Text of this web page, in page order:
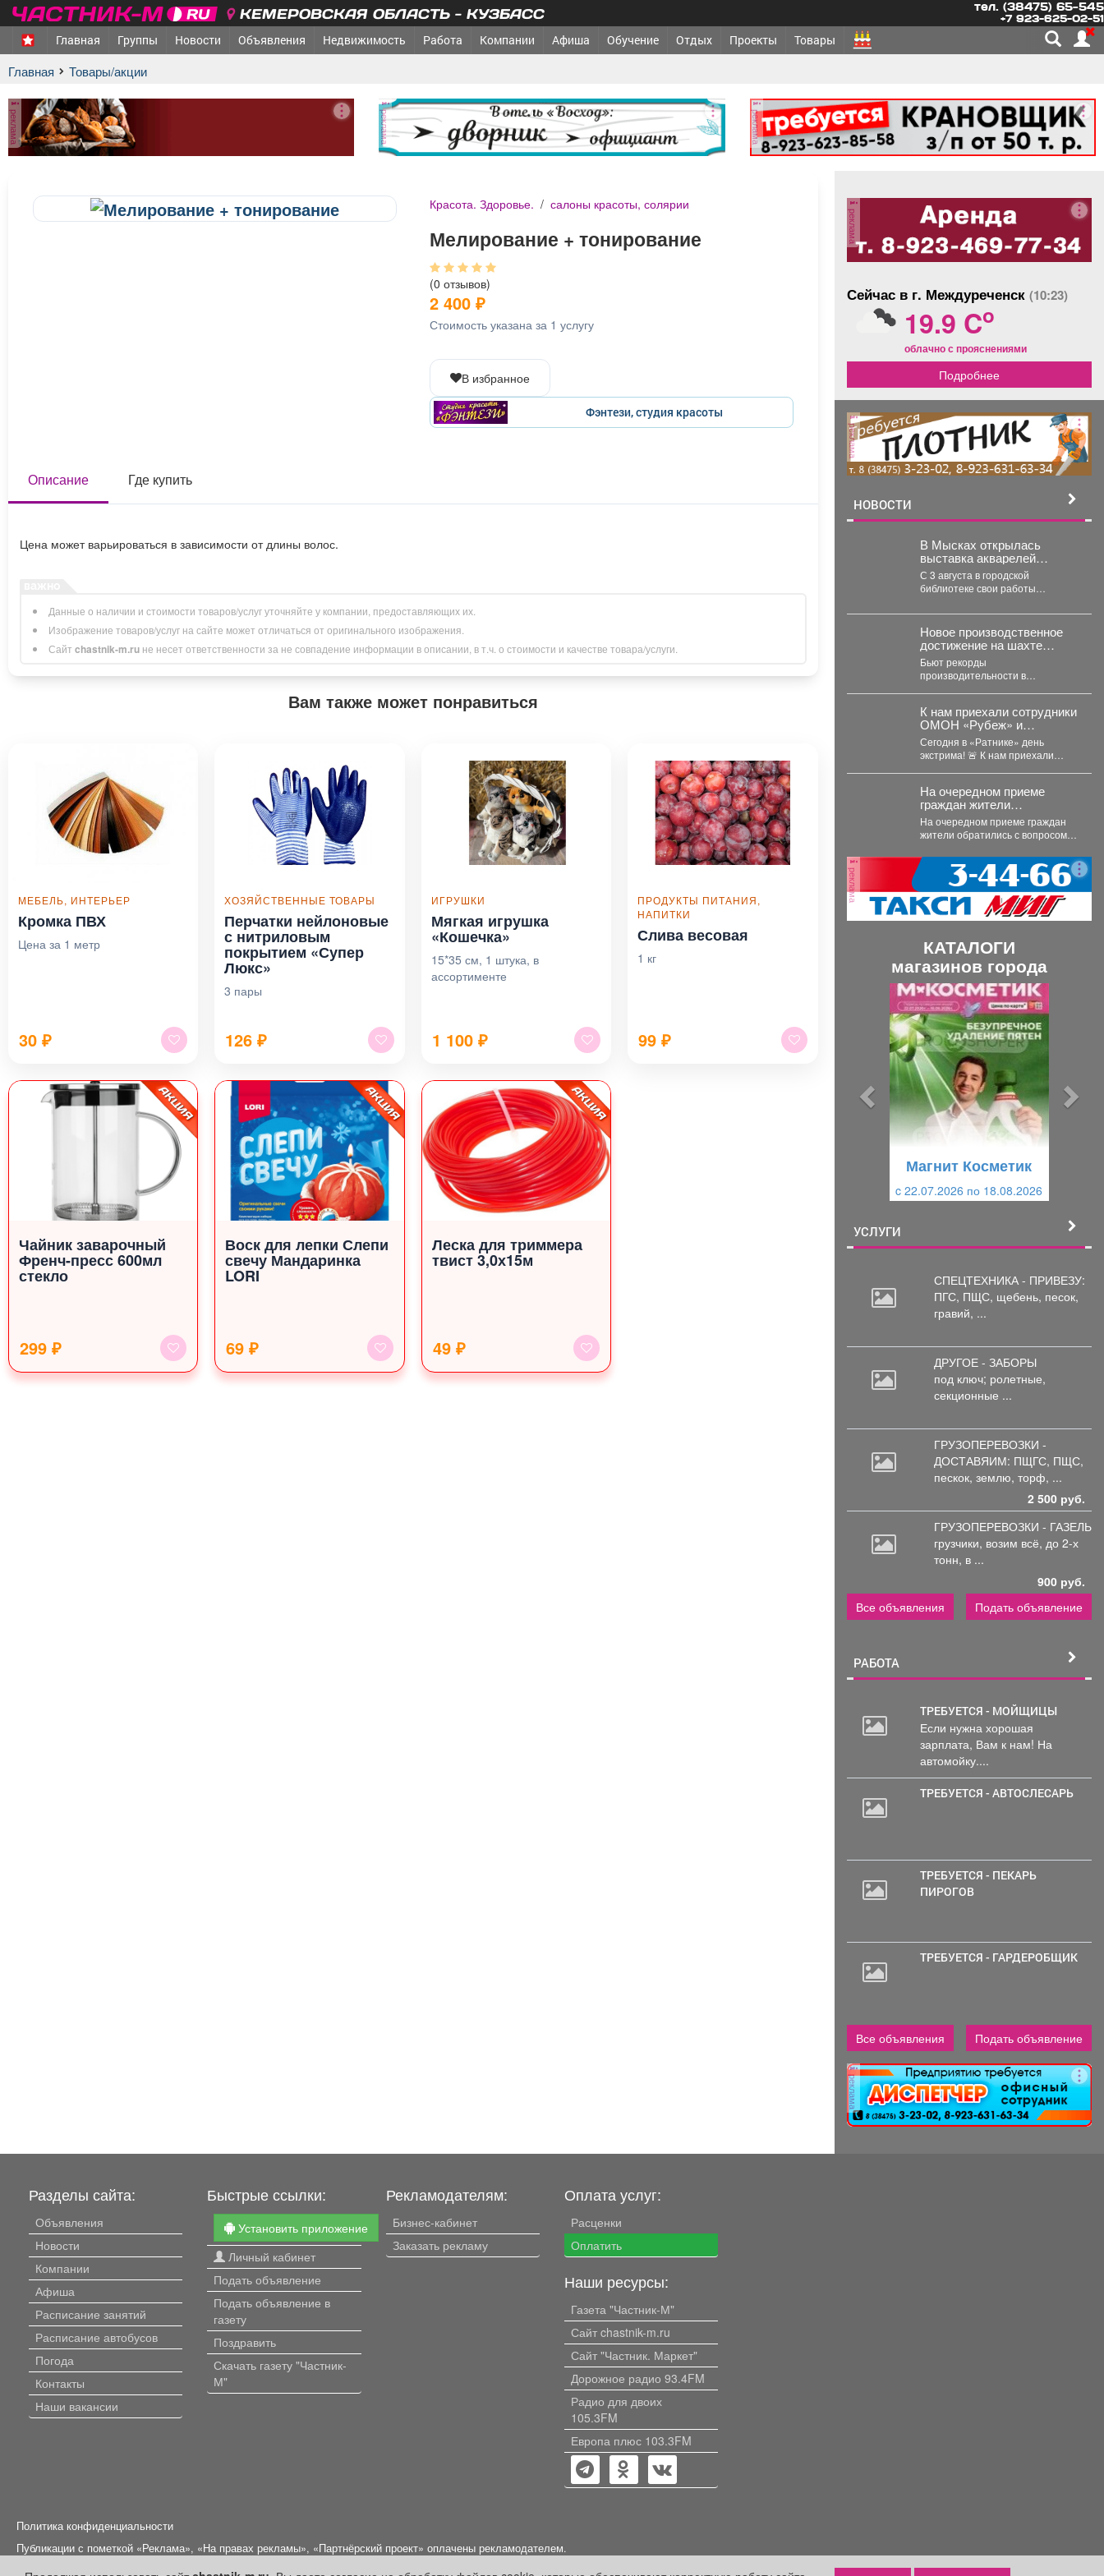
КЕМЕРОВСКАЯ ОБЛАСТЬ - КУЗБАСС тел. (38475) 65-545
+7 923-625-02-51
Главная Группы Новости Объявления Недвижимость Работа Компании Афиша Обучение Отдых Проекты Товары
Главная Товары/акции
реклама реклама реклама
Красота. Здоровье. / салоны красоты, солярии
Мелирование + тонирование
(0 отзывов)
2 400₽
Стоимость указана за 1 услугу
В избранное
Фэнтези, студия красоты
Описание Где купить
Цена может варьироваться в зависимости от длины волос.
Данные о наличии и стоимости товаров/услуг уточняйте у компании, предоставляющих их.
Изображение товаров/услуг на сайте может отличаться от оригинального изображения.
Сайт chastnik-m.ru не несет ответственности за не совпадение информации в описании, в т.ч. о стоимости и качестве товара/услуги.
Вам также может понравиться
МЕБЕЛЬ, ИНТЕРЬЕР
Кромка ПВХ
Цена за 1 метр
30 ₽
ХОЗЯЙСТВЕННЫЕ ТОВАРЫ
Перчатки нейлоновые
с нитриловым
покрытием «Супер
Люкс»
3 пары
126 ₽
ИГРУШКИ
Мягкая игрушка
«Кошечка»
15*35 см, 1 штука, в
ассортименте
1 100₽
ПРОДУКТЫ ПИТАНИЯ,
НАПИТКИ
Слива весовая
1 кг
99 ₽
Чайник заварочный
Френч-пресс 600мл
стекло
299 ₽
Воск для лепки Слепи
свечу Мандаринка
LORI
69 ₽
Леска для триммера
твист 3,0х15м
49 ₽
реклама
Сейчас в г. Междуреченск (10:23)
19.9 Co
облачно с прояснениями
Подробнее
реклама
НОВОСТИ
В Мысках открылась
выставка акварелей
«Воспоминания».
С 3 августа в городской
библиотеке свои работы
Шлыкова. В экспозиции...
Новое производственное
достижение на шахте
«Усковская»
Бьют рекорды
производительности в
проходчиков шахты «Усковская»
с разницей...
К нам приехали сотрудники
ОМОН «Рубеж» и
Росгвардии.
Сегодня в «Ратнике» день
экстрима! 🚨 К нам приехали
На очередном приеме
граждан жители
обратились с вопросом по
графику движения
общественного транспорта.
На очередном приеме граждан
жители обратились с вопросом
общественного транспорта. Ещё
реклама
КАТАЛОГИ
магазинов города
Магнит Косметик
c 22.07.2026 по 18.08.2026
УСЛУГИ
СПЕЦТЕХНИКА - ПРИВЕЗУ:
ПГС, ПЩС, щебень, песок,
гравий, ...
ДРУГОЕ - ЗАБОРЫ
под ключ; ролетные,
секционные ...
ГРУЗОПЕРЕВОЗКИ -
ДОСТАВЯИМ: ПЩГС, ПЩС,
пескок, землю, торф, ...
2 500 руб.
ГРУЗОПЕРЕВОЗКИ - ГАЗЕЛЬ
грузчики, возим всё, до 2-х
тонн, в ...
900 руб.
Все объявления
Подать объявление
РАБОТА
ТРЕБУЕТСЯ - МОЙЩИЦЫ
Если нужна хорошая
зарплата, Вам к нам! На
автомойку....
ТРЕБУЕТСЯ - АВТОСЛЕСАРЬ
ТРЕБУЕТСЯ - ПЕКАРЬ
ПИРОГОВ
ТРЕБУЕТСЯ - ГАРДЕРОБЩИК
Все объявления Подать объявление
реклама
Разделы сайта:
Объявления
Новости
Компании
Афиша
Расписание занятий
Расписание автобусов
Погода
Контакты
Наши вакансии
Быстрые ссылки:
Установить приложение
Личный кабинет
Подать объявление
Подать объявление в
газету
Поздравить
Скачать газету "Частник-
М"
Рекламодателям:
Бизнес-кабинет
Заказать рекламу
Оплата услуг:
Расценки
Оплатить
Наши ресурсы:
Газета "Частник-М"
Сайт chastnik-m.ru
Сайт "Частник. Маркет"
Дорожное радио 93.4FM
Радио для двоих
105.3FM
Европа плюс 103.3FM
Политика конфиденциальности
Публикации с пометкой «Реклама», «На правах рекламы», «Партнёрский проект» оплачены рекламодателем.